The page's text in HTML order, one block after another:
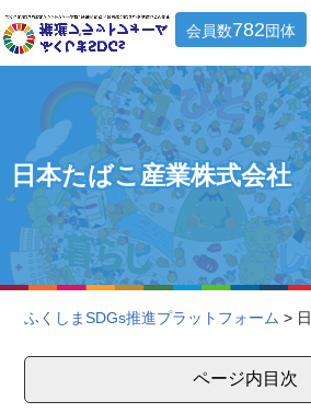
会員数782団体
日本たばこ産業株式会社
ふくしまSDGs推進プラットフォーム >
ページ内目次